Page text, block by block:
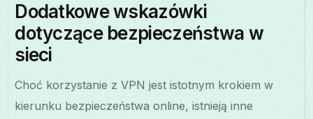
Dodatkowe wskazówki
dotyczące bezpieczeństwa w
sieci
Choć korzystanie z VPN jest istotnym krokiem w
kierunku bezpieczeństwa online, istnieją inne